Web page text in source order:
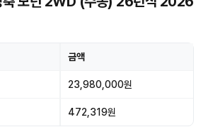
금액
23,980,000원
472,319원